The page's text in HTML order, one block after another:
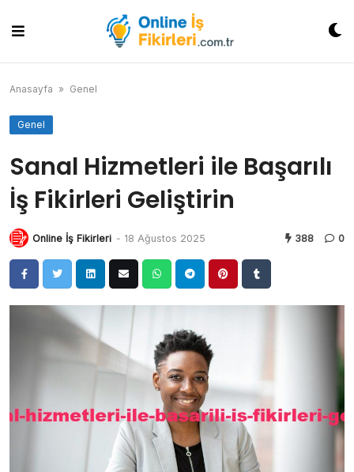
content
Anasayfa » Genel
Genel
Sanal Hizmetleri ile Başarılı
İş Fikirleri Geliştirin
Online İş Fikirleri - 18 Ağustos 2025 388 0